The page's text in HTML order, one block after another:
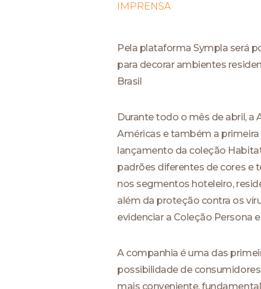
IMPRENSA
Pela plataforma Sympla será
para decorar ambientes
Brasil
Durante todo o mês de abril, a
Américas e também a
lançamento da coleção
padrões diferentes de cores e
nos segmentos hoteleiro,
além da proteção contra os
evidenciar a Coleção Persona
A companhia é uma das
possibilidade de
mais conveniente,